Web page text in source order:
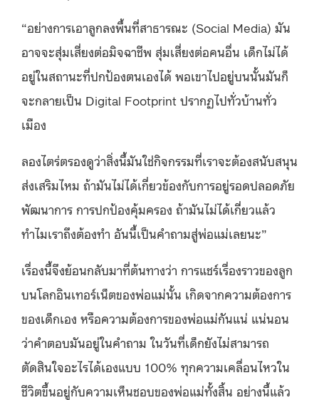
“อย่างการเอาลูกลงพื้นที่สาธารณะ (Social Media) มัน
อาจจะสุ่มเสี่ยงต่อมิจฉาชีพ สุ่มเสี่ยงต่อคนอื่น เด็กไม่ได้
อยู่ในสถานะที่ปกป้องตนเองได้ พอเขาไปอยู่บนนั้นมันก็
จะกลายเป็น Digital Footprint ปรากฏไปทั่วบ้านทั่ว
เมือง
ลองไตร่ตรองดูว่าสิ่งนี้มันใช่กิจกรรมที่เราจะต้องสนับสนุน
ส่งเสริมไหม ถ้ามันไม่ได้เกี่ยวข้องกับการอยู่รอดปลอดภัย
พัฒนาการ การปกป้องคุ้มครอง ถ้ามันไม่ได้เกี่ยวแล้ว
ทำไมเราถึงต้องทำ อันนี้เป็นคำถามสู่พ่อแม่เลยนะ”
เรื่องนี้จึงย้อนกลับมาที่ต้นทางว่า การแชร์เรื่องราวของลูก
บนโลกอินเทอร์เน็ตของพ่อแม่นั้น เกิดจากความต้องการ
ของเด็กเอง หรือความต้องการของพ่อแม่กันแน่ แน่นอน
ว่าคำตอบมันอยู่ในคำถาม ในวันที่เด็กยังไม่สามารถ
ตัดสินใจอะไรได้เองแบบ 100% ทุกความเคลื่อนไหวใน
ชีวิตขึ้นอยู่กับความเห็นชอบของพ่อแม่ทั้งสิ้น อย่างนี้แล้ว